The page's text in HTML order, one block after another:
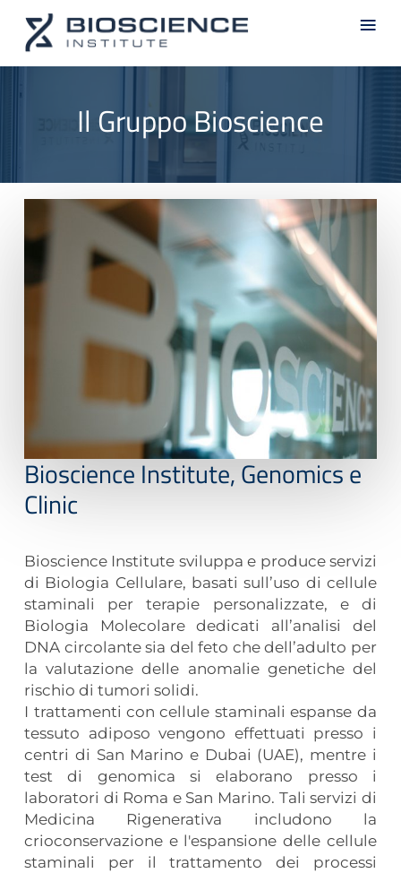
main
Il Gruppo Bioscience
Bioscience Institute, Genomics e
Clinic
Bioscience Institute sviluppa e produce servizi
di Biologia Cellulare, basati sull’uso di cellule
staminali per terapie personalizzate, e di
Biologia Molecolare dedicati all’analisi del
DNA circolante sia del feto che dell’adulto per
la valutazione delle anomalie genetiche del
rischio di tumori solidi.
I trattamenti con cellule staminali espanse da
tessuto adiposo vengono effettuati presso i
centri di San Marino e Dubai (UAE), mentre i
test di genomica si elaborano presso i
laboratori di Roma e San Marino. Tali servizi di
Medicina Rigenerativa includono la
crioconservazione e l'espansione delle cellule
staminali per il trattamento dei processi